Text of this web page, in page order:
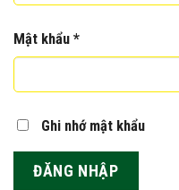
Mật khẩu *Bắt
buộc
Ghi nhớ mật khẩu
ĐĂNG NHẬP